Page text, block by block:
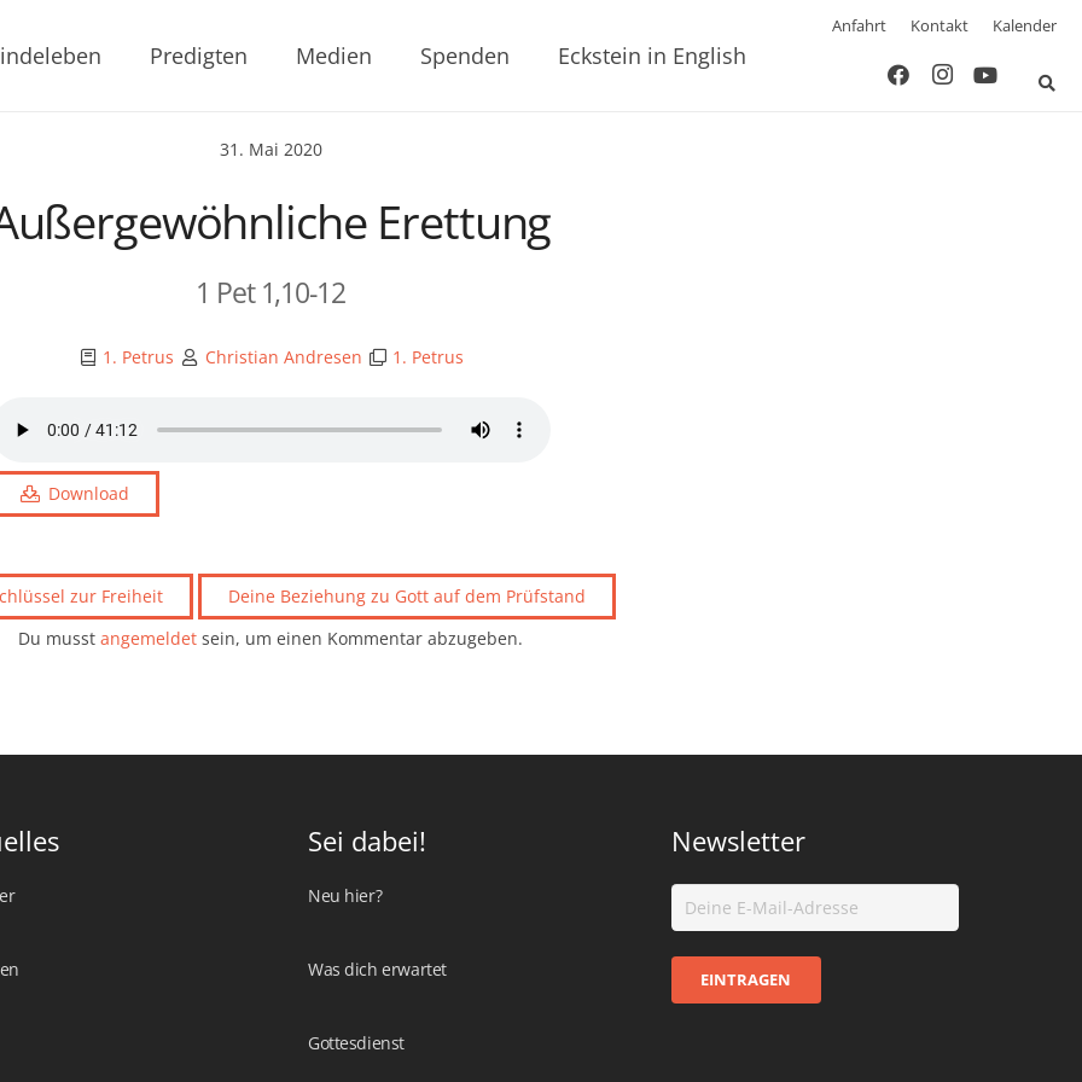
Predigten Medien Spenden Eckstein in English
Anfahrt Kontakt Kalender
31. Mai 2020
Erettung
1 Pet 1,10-12
1. Petrus Christian Andresen 1. Petrus
Download
zur Freiheit
Deine Beziehung zu Gott auf dem Prüfstand
Du musst angemeldet sein, um einen Kommentar abzugeben.
Sei dabei!
Neu hier?
Was dich erwartet
Gottesdienst
Newsletter